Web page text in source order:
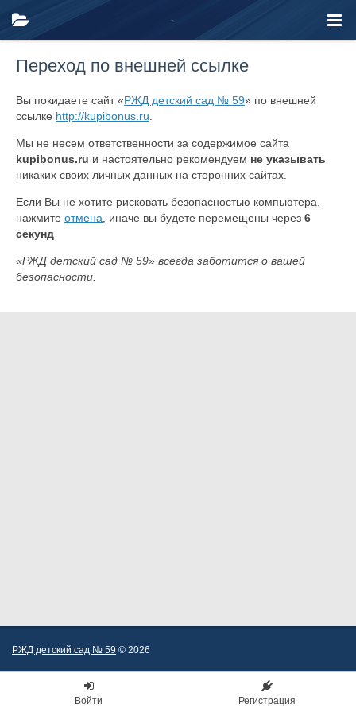
Переход по внешней ссылке
Вы покидаете сайт «РЖД детский сад № 59» по внешней
ссылке http://kupibonus.ru
Мы не несем ответственности за содержимое сайта
kupibonus.ru и настоятельно рекомендуем не указывать
никаких своих личных данных на сторонних сайтах.
Если Вы не хотите рисковать безопасностью компьютера,
нажмите отмена , иначе вы будете перемещены через 6
секунд
«РЖД детский сад № 59» всегда заботится о вашей
безопасности.
РЖД детский сад № 59 © 2026
Войти Регистрация